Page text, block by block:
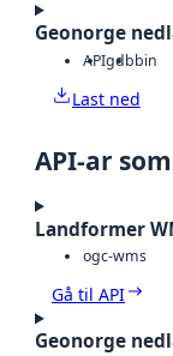
Geonorge
APIgdbbin
Last ned
API-ar
Landformer
ogc-wms
Gå til API
Geonorge